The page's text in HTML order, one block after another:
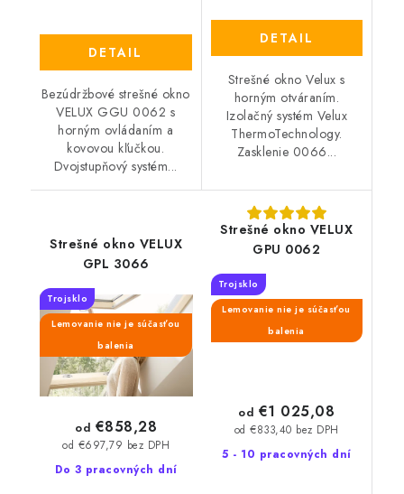
DETAIL
Bezúdržbové strešné okno
VELUX GGU 0062 s
horným ovládaním a
kovovou kľučkou.
Dvojstupňový systém...
DETAIL
Strešné okno Velux s
horným otváraním.
Izolačný systém Velux
ThermoTechnology.
Zasklenie 0066...
Strešné okno VELUX
GPL 3066
Trojsklo
Lemovanie nie je súčasťou
balenia
Do 3 pracovných dní
od €697,79 bez DPH
od €858,28
Strešné okno VELUX
GPU 0062
Trojsklo
Lemovanie nie je súčasťou
balenia
5 - 10 pracovných dní
od €833,40 bez DPH
od €1 025,08